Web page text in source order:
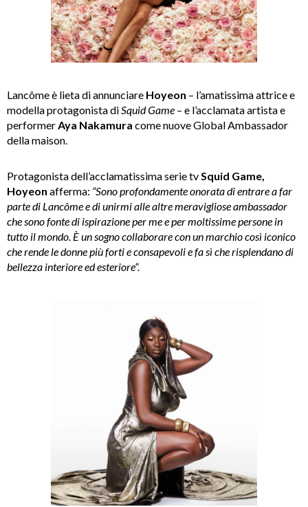
Lancôme è lieta di annunciare Hoyeon – l’amatissima attrice e
modella protagonista diSquid Game – e l’acclamata artista e
performerAya Nakamura come nuove Global Ambassador
della maison.
Protagonista dell’acclamatissima serie tvSquid Game,
Hoyeon afferma: “Sono profondamente onorata di entrare a far
parte di Lancôme e di unirmi alle altre meravigliose ambassador
che sono fonte di ispirazione per me e per moltissime persone in
tutto il mondo. È un sogno collaborare con un marchio così iconico
che rende le donne più forti e consapevoli e fa sì che risplendano di
bellezza interiore ed esteriore”.